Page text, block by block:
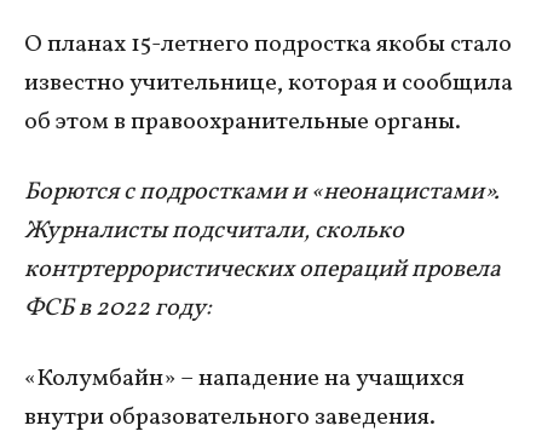
О планах 15-летнего подростка якобы стало
известно учительнице, которая и сообщила
об этом в правоохранительные органы.
Борются с подростками и «неонацистами».
Журналисты подсчитали, сколько
контртеррористических операций провела
ФСБ в 2022 году:
«Колумбайн» – нападение на учащихся
внутри образовательного заведения.